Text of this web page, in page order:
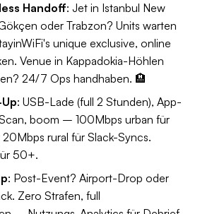
Handoff: Jet in Istanbul New
oder Trabzon? Units warten
unique exclusive, online
Venue in Kappadokia-Höhlen
24/7 Ops handhaben. 🏨
: USB-Lade (full 2 Stunden), App-
boom – 100Mbps urban für
rural für Slack-Syncs.
50+.
: Post-Event? Airport-Drop oder
Zero Strafen, full